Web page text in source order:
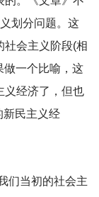
划分问题。这
社会主义阶段(相
做一个比喻，这
义经济了，但也
新民主义经
们当初的社会主